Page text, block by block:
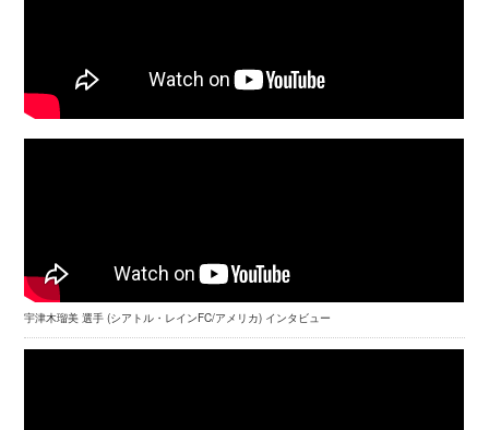
宇津木瑠美 選手 (シアトル・レインFC/アメリカ) インタビュー